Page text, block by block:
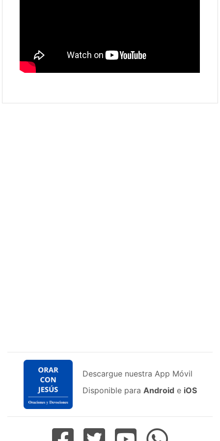
Descargue nuestra App Móvil
Disponible para Android e iOS